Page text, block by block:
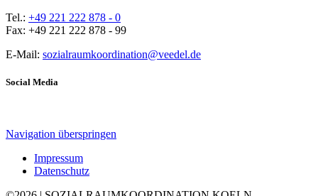
Tel.: +49 221 222 878 - 0
Fax: +49 221 222 878 - 99
E-Mail: sozialraumkoordination@veedel.de
Social Media
Navigation überspringen
Impressum
Datenschutz